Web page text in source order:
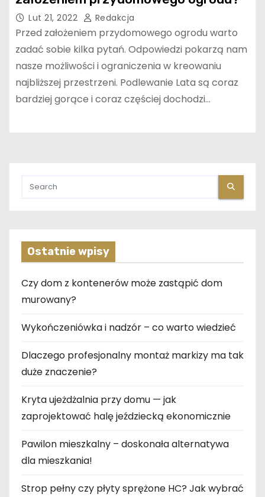
Lut 21, 2022 Redakcja
Przed założeniem przydomowego ogrodu warto
zadać sobie kilka pytań. Odpowiedzi pokarzą nam
nasze możliwości i ograniczenia w kreowaniu
najbliższej przestrzeni. Podlewanie Lata są coraz
bardziej gorące i coraz częściej dochodzi…
Ostatnie wpisy
Czy dom z kontenerów może zastąpić dom
murowany?
Wykończeniówka i nadzór – co warto wiedzieć
Dlaczego profesjonalny montaż markizy ma tak
duże znaczenie?
Kryta ujeżdżalnia przy domu — jak
zaprojektować halę jeździecką ekonomicznie
Pawilon mieszkalny – doskonała alternatywa
dla mieszkania!
Strop pełny czy płyty sprężone HC? Jak wybrać